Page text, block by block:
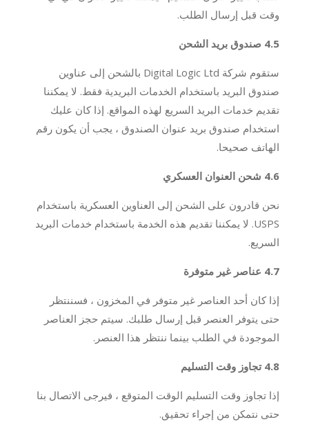
وقت قبل إرسال الطلب.
4.5 صندوق بريد الشحن
ستقوم شركة Digital Logic Ltd بالشحن إلى عناوين
صندوق البريد باستخدام الخدمات البريدية فقط. لا يمكننا
تقديم خدمات البريد السريع لهذه المواقع. إذا كان عليك
استخدام صندوق بريد عنوان الصندوق ، يجب أن يكون رقم
الهاتف صحيحا.
4.6 شحن العنوان العسكري
نحن قادرون على الشحن إلى العناوين العسكرية باستخدام
USPS. لا يمكننا تقديم هذه الخدمة باستخدام خدمات البريد
السريع.
4.7 عناصر غير متوفرة
إذا كان أحد العناصر غير متوفر في المخزون ، فسننتظر
حتى يتوفر العنصر قبل إرسال طلبك. سيتم حجز العناصر
الموجودة في الطلب بينما ننتظر هذا العنصر.
4.8 تجاوز وقت التسليم
إذا تجاوز وقت التسليم الوقت المتوقع ، فيرجى الاتصال بنا
حتى نتمكن من إجراء تحقيق.